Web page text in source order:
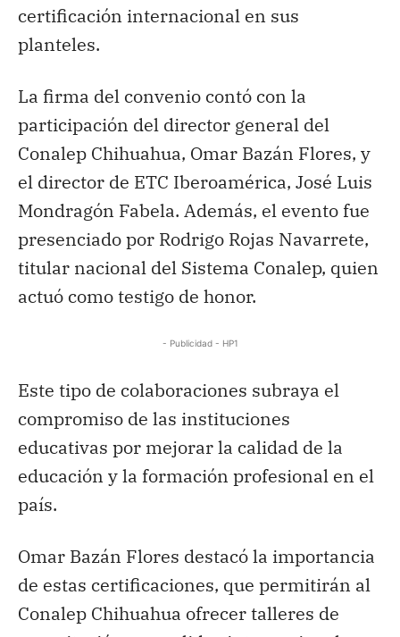
certificación internacional en sus
planteles.
La firma del convenio contó con la
participación del director general del
Conalep Chihuahua, Omar Bazán Flores, y
el director de ETC Iberoamérica, José Luis
Mondragón Fabela. Además, el evento fue
presenciado por Rodrigo Rojas Navarrete,
titular nacional del Sistema Conalep, quien
actuó como testigo de honor.
- Publicidad - HP1
Este tipo de colaboraciones subraya el
compromiso de las instituciones
educativas por mejorar la calidad de la
educación y la formación profesional en el
país.
Omar Bazán Flores destacó la importancia
de estas certificaciones, que permitirán al
Conalep Chihuahua ofrecer talleres de